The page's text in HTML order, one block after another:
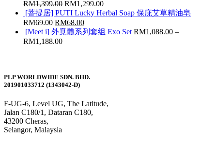
RM1,399.00 RM1,299.00
[菩提居] PUTI Lucky Herbal Soap 保庇艾草精油皂
RM69.00 RM68.00
[Meet i] 外覓體系列套组 Exo Set RM1,088.00 –
RM1,188.00
PLP WORLDWIDE SDN. BHD.
201901033712 (1343042-D)
F-UG-6, Level UG, The Latitude,
Jalan C180/1, Dataran C180,
43200 Cheras,
Selangor, Malaysia